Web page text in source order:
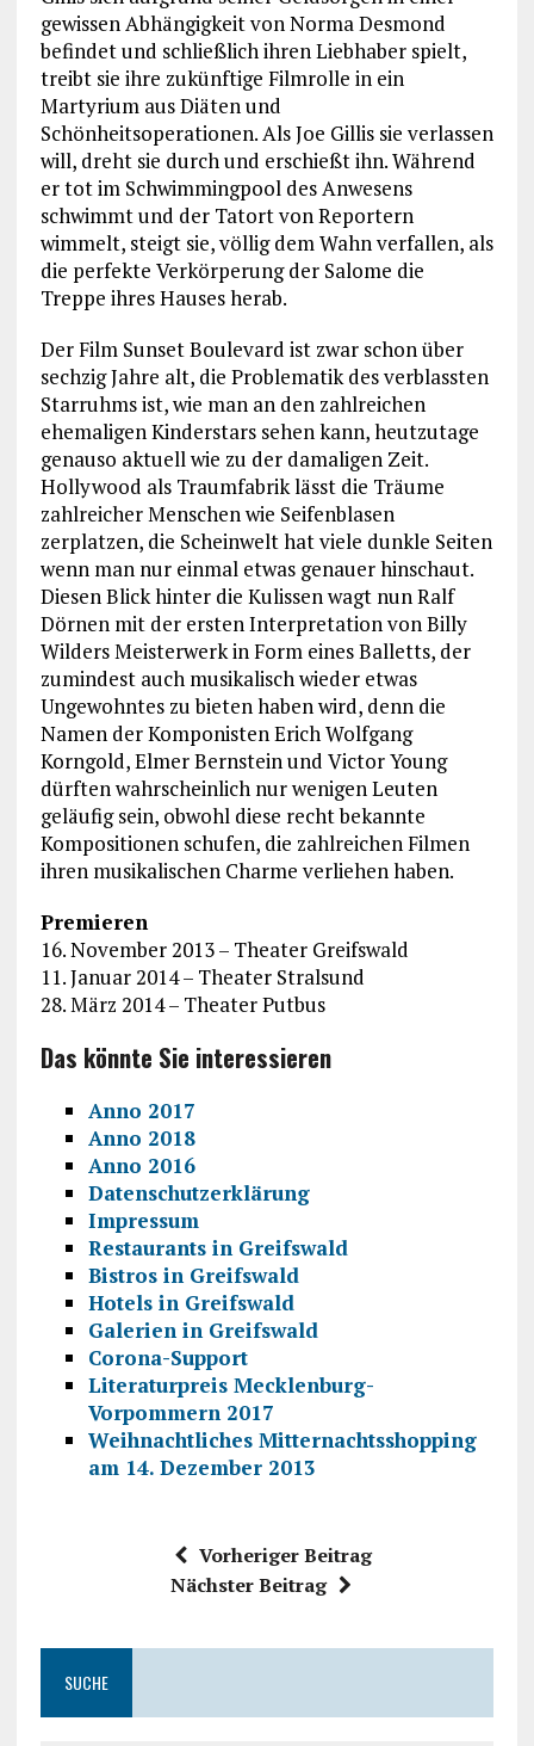
gewissen Abhängigkeit von Norma Desmond
befindet und schließlich ihren Liebhaber spielt,
treibt sie ihre zukünftige Filmrolle in ein
Martyrium aus Diäten und
Schönheitsoperationen. Als Joe Gillis sie verlassen
will, dreht sie durch und erschießt ihn. Während
er tot im Schwimmingpool des Anwesens
schwimmt und der Tatort von Reportern
wimmelt, steigt sie, völlig dem Wahn verfallen, als
die perfekte Verkörperung der Salome die
Treppe ihres Hauses herab.
Der Film Sunset Boulevard ist zwar schon über
sechzig Jahre alt, die Problematik des verblassten
Starruhms ist, wie man an den zahlreichen
ehemaligen Kinderstars sehen kann, heutzutage
genauso aktuell wie zu der damaligen Zeit.
Hollywood als Traumfabrik lässt die Träume
zahlreicher Menschen wie Seifenblasen
zerplatzen, die Scheinwelt hat viele dunkle Seiten
wenn man nur einmal etwas genauer hinschaut.
Diesen Blick hinter die Kulissen wagt nun Ralf
Dörnen mit der ersten Interpretation von Billy
Wilders Meisterwerk in Form eines Balletts, der
zumindest auch musikalisch wieder etwas
Ungewohntes zu bieten haben wird, denn die
Namen der Komponisten Erich Wolfgang
Korngold, Elmer Bernstein und Victor Young
dürften wahrscheinlich nur wenigen Leuten
geläufig sein, obwohl diese recht bekannte
Kompositionen schufen, die zahlreichen Filmen
ihren musikalischen Charme verliehen haben.
Premieren
16. November 2013 – Theater Greifswald
11. Januar 2014 – Theater Stralsund
28. März 2014 – Theater Putbus
Das könnte Sie interessieren
Anno 2017
Anno 2018
Anno 2016
Datenschutzerklärung
Impressum
Restaurants in Greifswald
Bistros in Greifswald
Hotels in Greifswald
Galerien in Greifswald
Corona-Support
Literaturpreis Mecklenburg-
Vorpommern 2017
Weihnachtliches Mitternachtsshopping
am 14. Dezember 2013
Vorheriger Beitrag
Nächster Beitrag
SUCHE